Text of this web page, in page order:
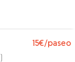
15€/paseo
)